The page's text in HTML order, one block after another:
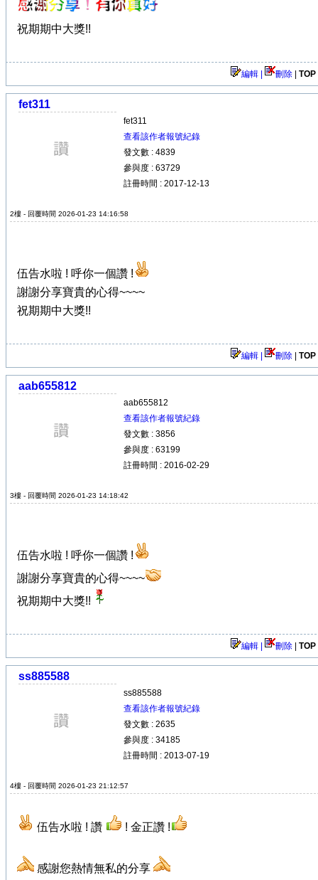
祝期期中大獎!!
編輯 | 刪除 TOP
fet311
fet311
查看該作者報號紀錄
發文數 : 4839
參與度 : 63729
註冊時間 : 2017-12-13
2樓 - 回覆時間 2026-01-23 14:16:58
伍告水啦 ! 呼你一個讚 !
謝謝分享寶貴的心得~~~~
祝期期中大獎!!
編輯 | 刪除 TOP
aab655812
aab655812
查看該作者報號紀錄
發文數 : 3856
參與度 : 63199
註冊時間 : 2016-02-29
3樓 - 回覆時間 2026-01-23 14:18:42
伍告水啦 ! 呼你一個讚 !
謝謝分享寶貴的心得~~~~
祝期期中大獎!!
編輯 | 刪除 TOP
ss885588
ss885588
查看該作者報號紀錄
發文數 : 2635
參與度 : 34185
註冊時間 : 2013-07-19
4樓 - 回覆時間 2026-01-23 21:12:57
伍告水啦 ! 讚 ! 金正讚 !
感謝您熱情無私的分享